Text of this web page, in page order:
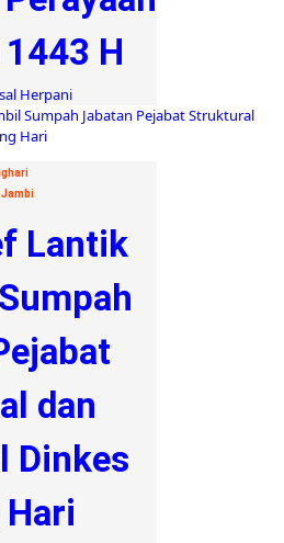
H
Herpani
Lantik
dan
Dinkes